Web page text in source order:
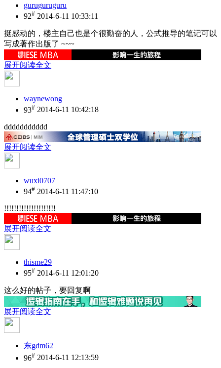
guruguruguru
92# 2014-6-11 10:33:11
挺感动的，楼主自己也是个很勤奋的人，公式推导的笔记可以
写成著作出版了 ~~~
展开阅读全文
waynewong
93# 2014-6-11 10:42:18
ddddddddddd
展开阅读全文
wuxi0707
94# 2014-6-11 11:47:10
!!!!!!!!!!!!!!!!!!!!!
展开阅读全文
thisme29
95# 2014-6-11 12:01:20
这么好的帖子，要回复啊
展开阅读全文
东gdm62
96# 2014-6-11 12:13:59